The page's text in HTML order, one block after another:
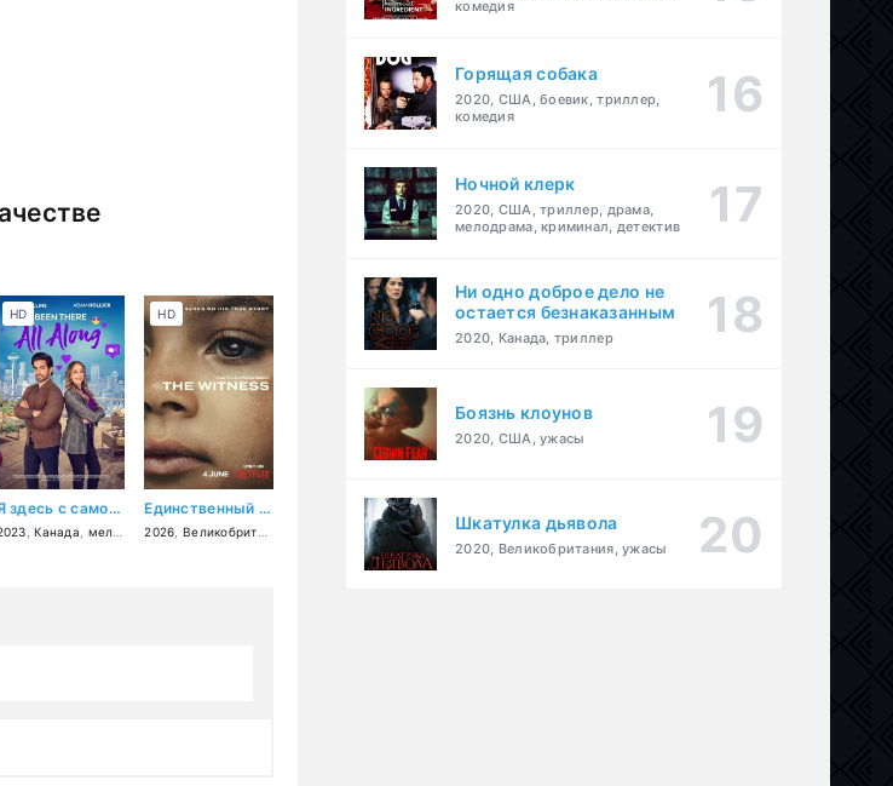
,драма,комедия
Я здесь с самого начала
,Канада мелодрама
HD
Единственный свидетель
2026 Великобритания драма,криминал
HD
комедия
Горящая собака
2020, США, боевик, триллер,
комедия
Ночной клерк
2020, США, триллер, драма,
мелодрама, криминал, детектив
Ни одно доброе дело не
остается безнаказанным
2020, Канада, триллер
Боязнь клоунов
2020, США, ужасы
Шкатулка дьявола
2020, Великобритания, ужасы